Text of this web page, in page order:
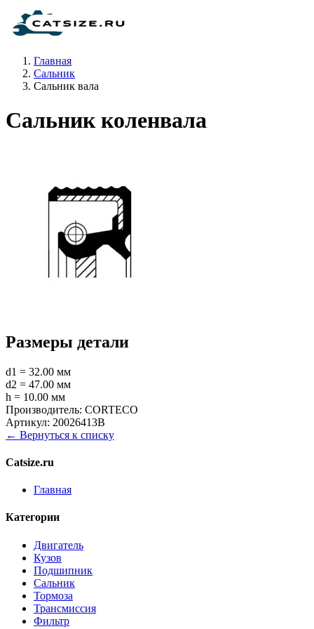
Главная
Сальник
Сальник вала
Сальник коленвала
Размеры детали
d1 = 32.00 мм
d2 = 47.00 мм
h = 10.00 мм
Производитель: CORTECO
Артикул: 20026413B
← Вернуться к списку
Catsize.ru
Главная
Категории
Двигатель
Кузов
Подшипник
Сальник
Тормоза
Трансмиссия
Фильтр